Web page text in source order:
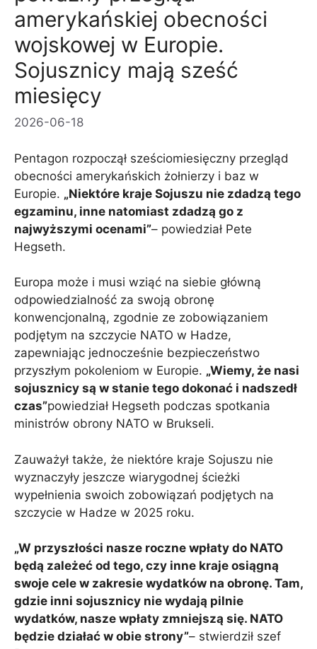
amerykańskiej obecności
wojskowej w Europie.
Sojusznicy mają sześć
miesięcy
2026-06-18
Pentagon rozpoczął sześciomiesięczny przegląd
obecności amerykańskich żołnierzy i baz w
Europie. „Niektóre kraje Sojuszu nie zdadzą tego
egzaminu, inne natomiast zdadzą go z
najwyższymi ocenami”– powiedział Pete
Hegseth.
Europa może i musi wziąć na siebie główną
odpowiedzialność za swoją obronę
konwencjonalną, zgodnie ze zobowiązaniem
podjętym na szczycie NATO w Hadze,
zapewniając jednocześnie bezpieczeństwo
przyszłym pokoleniom w Europie. „Wiemy, że nasi
sojusznicy są w stanie tego dokonać i nadszedł
czas”powiedział Hegseth podczas spotkania
ministrów obrony NATO w Brukseli.
Zauważył także, że niektóre kraje Sojuszu nie
wyznaczyły jeszcze wiarygodnej ścieżki
wypełnienia swoich zobowiązań podjętych na
szczycie w Hadze w 2025 roku.
„W przyszłości nasze roczne wpłaty do NATO
będą zależeć od tego, czy inne kraje osiągną
swoje cele w zakresie wydatków na obronę. Tam,
gdzie inni sojusznicy nie wydają pilnie
wydatków, nasze wpłaty zmniejszą się. NATO
będzie działać w obie strony”– stwierdził szef